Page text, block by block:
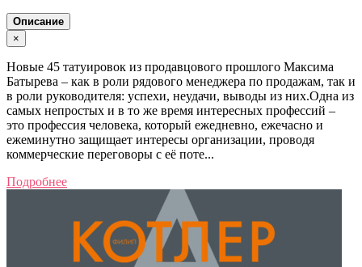
Описание
×
Новые 45 татуировок из продавцового прошлого Максима
Батырева – как в роли рядового менеджера по продажам, так и
в роли руководителя: успехи, неудачи, выводы из них.Одна из
самых непростых и в то же время интересных профессий –
это профессия человека, который ежедневно, ежечасно и
ежеминутно защищает интересы организации, проводя
коммерческие переговоры с её поте...
Подробнее